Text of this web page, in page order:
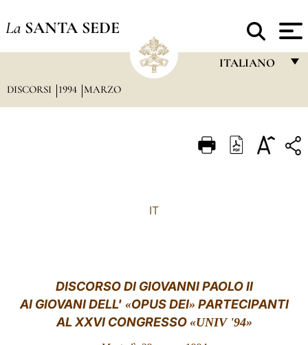
La SANTA SEDE
ITALIANO
ITALIANO
中文
LATINE
DISCORSI 1994 MARZO
IT
DISCORSO DI GIOVANNI PAOLO II
AI GIOVANI DELL'«OPUS DEI» PARTECIPANTI
AL XXVI CONGRESSO «UNIV '94»